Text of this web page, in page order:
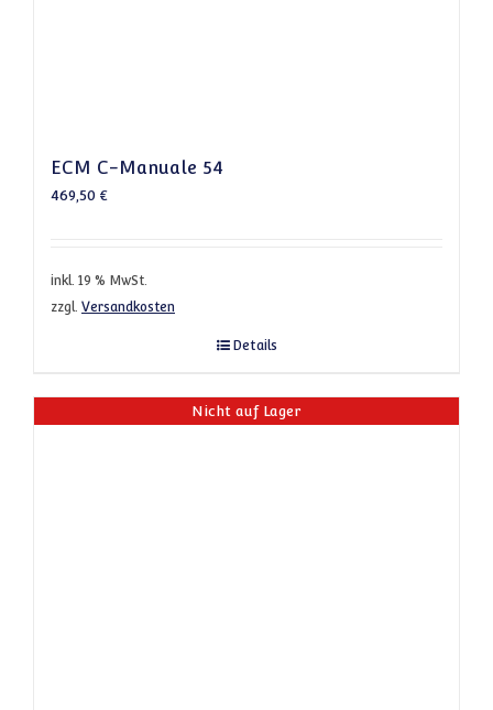
ECM C-Manuale 54
469,50 €
inkl. 19 % MwSt.
zzgl. Versandkosten
Details
Nicht auf Lager